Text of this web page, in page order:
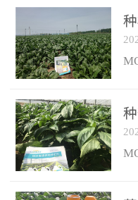
进水75%后再进肥效果更
佳。
灌及无土栽培和营养液
配方施肥。1、苗期冲施
滴灌:3-5kg/亩/次(45-
公顷/次)。2、花前花后或
生长前期︰冲施、滴灌
5kg/亩/次配合大量元素
溶肥一起使用，花芽、花
苞饱满，座果率高。3、